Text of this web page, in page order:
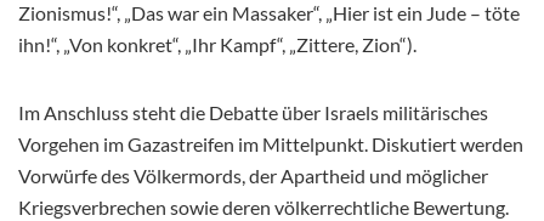
Zionismus!“, „Das war ein Massaker“, „Hier ist ein Jude – töte
ihn!“, „Von konkret“, „Ihr Kampf“, „Zittere, Zion“).
Im Anschluss steht die Debatte über Israels militärisches
Vorgehen im Gazastreifen im Mittelpunkt. Diskutiert werden
Vorwürfe des Völkermords, der Apartheid und möglicher
Kriegsverbrechen sowie deren völkerrechtliche Bewertung.